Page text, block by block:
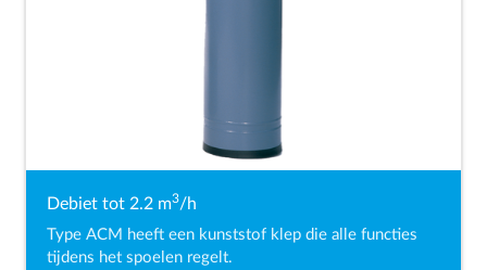
Debiet tot 2.2 m3/h
Type ACM heeft een kunststof klep die alle functies
tijdens het spoelen regelt.